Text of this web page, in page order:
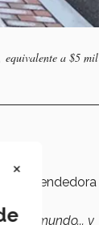
equivalente a $5 mil
emprendedora
este mundo... y
×